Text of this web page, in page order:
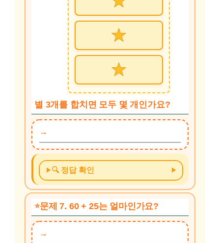
별 3개를 합치면 모두 몇 개인가요?
🔍 정답 확인
문제 7. 60 + 25는 얼마인가요?